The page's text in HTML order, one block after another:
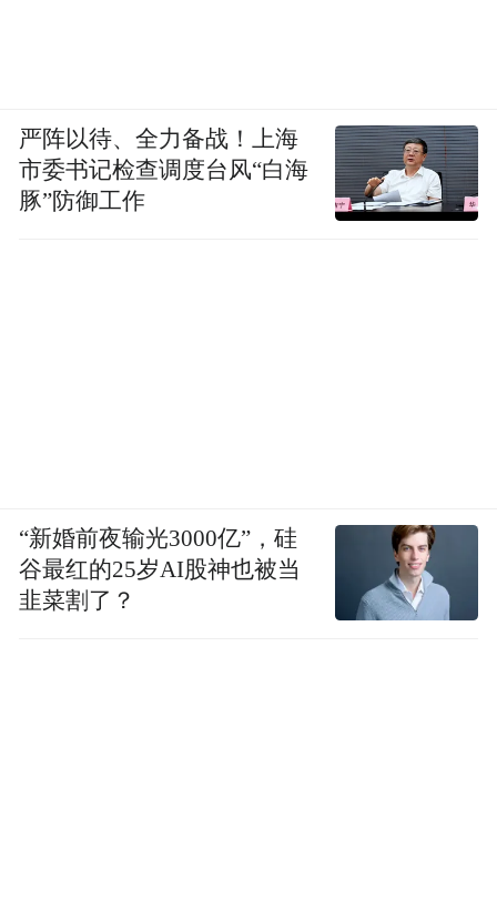
严阵以待、全力备战！上海
市委书记检查调度台风“白海
豚”防御工作
“新婚前夜输光3000亿”，硅
谷最红的25岁AI股神也被当
韭菜割了？